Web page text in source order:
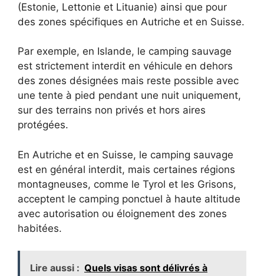
(Estonie, Lettonie et Lituanie) ainsi que pour
des zones spécifiques en Autriche et en Suisse.
Par exemple, en Islande, le camping sauvage
est strictement interdit en véhicule en dehors
des zones désignées mais reste possible avec
une tente à pied pendant une nuit uniquement,
sur des terrains non privés et hors aires
protégées.
En Autriche et en Suisse, le camping sauvage
est en général interdit, mais certaines régions
montagneuses, comme le Tyrol et les Grisons,
acceptent le camping ponctuel à haute altitude
avec autorisation ou éloignement des zones
habitées.
Lire aussi : Quels visas sont délivrés à